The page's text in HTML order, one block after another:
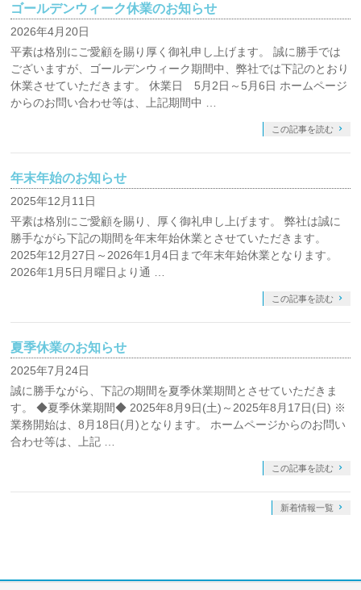
ゴールデンウィーク休業のお知らせ
2026年4月20日
平素は格別にご愛顧を賜り厚く御礼申し上げます。 誠に勝手では
ございますが、ゴールデンウィーク期間中、弊社では下記のとおり
休業させていただきます。 休業日 5月2日～5月6日 ホームページ
からのお問い合わせ等は、上記期間中 …
この記事を読む
年末年始のお知らせ
2025年12月11日
平素は格別にご愛顧を賜り、厚く御礼申し上げます。 弊社は誠に
勝手ながら下記の期間を年末年始休業とさせていただきます。
2025年12月27日～2026年1月4日まで年末年始休業となります。
2026年1月5日月曜日より通 …
この記事を読む
夏季休業のお知らせ
2025年7月24日
誠に勝手ながら、下記の期間を夏季休業期間とさせていただきま
す。 ◆夏季休業期間◆ 2025年8月9日(土)～2025年8月17日(日) ※
業務開始は、8月18日(月)となります。 ホームページからのお問い
合わせ等は、上記 …
この記事を読む
新着情報一覧